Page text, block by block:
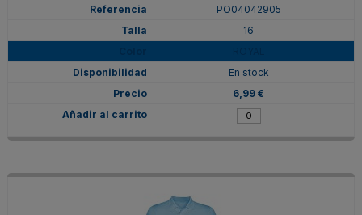
PO04042905
16
En stock
6,99 €